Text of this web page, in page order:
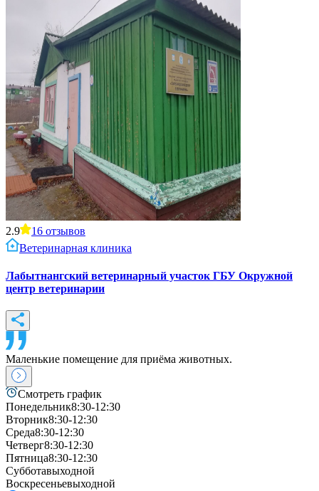
2.9 16 отзывов
Ветеринарная клиника
Лабытнангский ветеринарный участок ГБУ Окружной
центр ветеринарии
Маленькие помещение для приёма животных.
Смотреть график
Понедельник8:30-12:30
Вторник8:30-12:30
Среда8:30-12:30
Четверг8:30-12:30
Пятница8:30-12:30
Субботавыходной
Воскресеньевыходной